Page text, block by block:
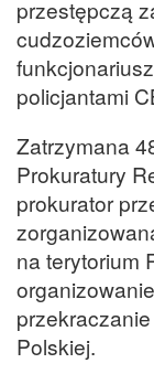
przestępczą
policjantami
Zatrzymana
Prokuratury
prokurator
na terytorium
Polskiej.